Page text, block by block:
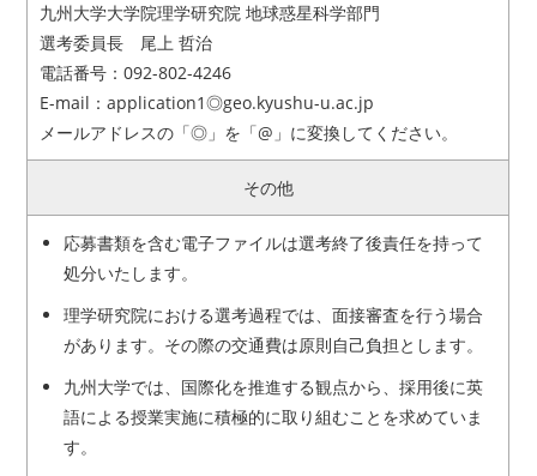
九州大学大学院理学研究院 地球惑星科学部門
選考委員長 尾上 哲治
電話番号：092-802-4246
E-mail：application1◎geo.kyushu-u.ac.jp
メールアドレスの「◎」を「@」に変換してください。
その他
応募書類を含む電子ファイルは選考終了後責任を持って
処分いたします。
理学研究院における選考過程では、面接審査を行う場合
があります。その際の交通費は原則自己負担とします。
九州大学では、国際化を推進する観点から、採用後に英
語による授業実施に積極的に取り組むことを求めていま
す。